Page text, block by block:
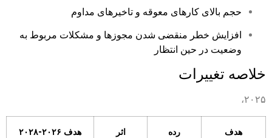
حجم بالای کارهای معوقه و تاخیرهای مداوم
افزایش خطر منقضی شدن مجوزها و مشکلات مربوط به
وضعیت در حین انتظار
خلاصه تغییرات
۲۰۲۵،
هدف رده اثر هدف ۲۰۲۶-۲۰۲۸